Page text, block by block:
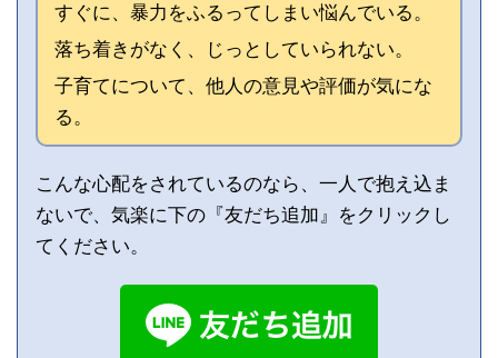
すぐに、暴力をふるってしまい悩んでいる。
落ち着きがなく、じっとしていられない。
子育てについて、他人の意見や評価が気にな
る。
こんな心配をされているのなら、一人で抱え込ま
ないで、気楽に下の『友だち追加』をクリックし
てください。